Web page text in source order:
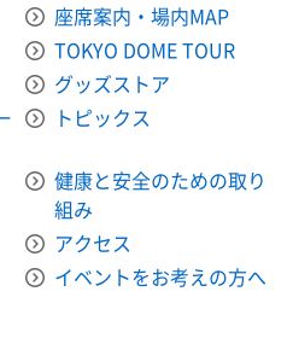
座席案内・場内MAP
TOKYO DOME TOUR
グッズストア
トピックス
健康と安全のための取り
組み
アクセス
イベントをお考えの方へ